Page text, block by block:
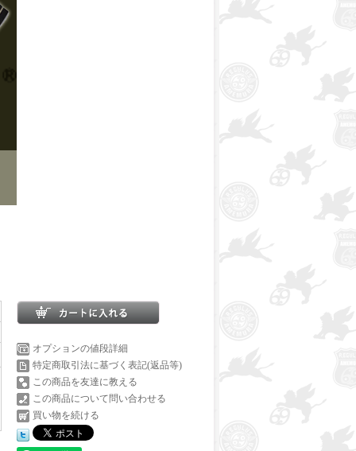
オプションの値段詳細
特定商取引法に基づく表記(返品等)
この商品を友達に教える
この商品について問い合わせる
買い物を続ける